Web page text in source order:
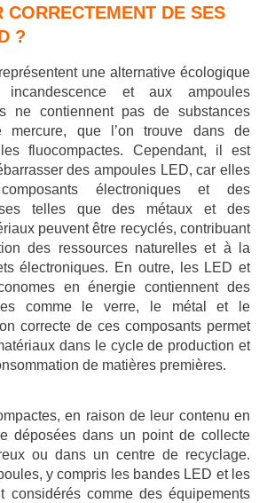
CORRECTEMENT DE SES
?
une alternative écologique
et aux ampoules
ne contiennent pas de substances
mercure, que l’on trouve dans de
fluocompactes. Cependant, il est
des ampoules LED, car elles
électroniques et des
telles que des métaux et des
peuvent être recyclés, contribuant
des ressources naturelles et à la
électroniques. En outre, les LED et
en énergie contiennent des
comme le verre, le métal et le
correcte de ces composants permet
dans le cycle de production et
de matières premières.
en raison de leur contenu en
déposées dans un point de collecte
ou dans un centre de recyclage.
y compris les bandes LED et les
considérés comme des équipements